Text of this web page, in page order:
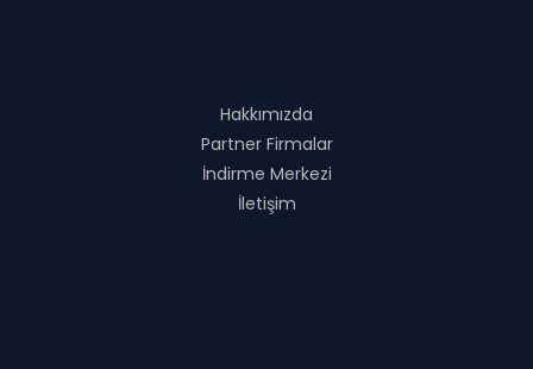
Hakkımızda
Partner Firmalar
İndirme Merkezi
İletişim